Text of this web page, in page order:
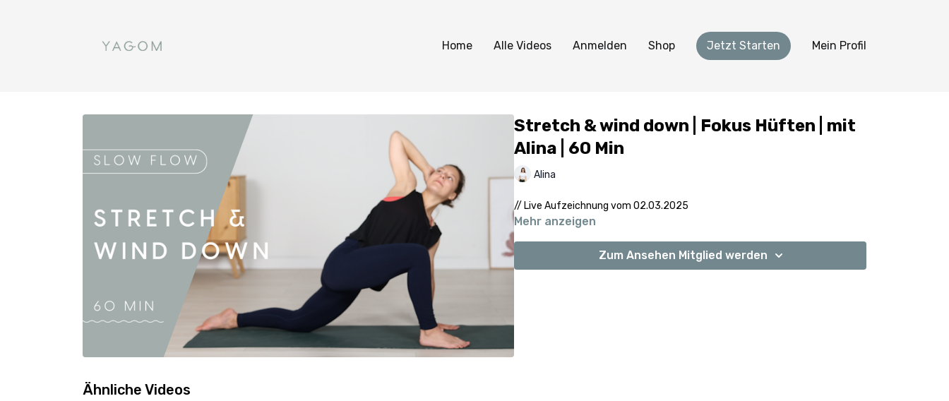
Home Alle Videos Anmelden Shop Jetzt Starten Mein Profil
Stretch & wind down | Fokus Hüften | mit
Alina | 60 Min
Alina
// Live Aufzeichnung vom 02.03.2025
Mehr anzeigen
Zum Ansehen Mitglied werden
Ähnliche Videos